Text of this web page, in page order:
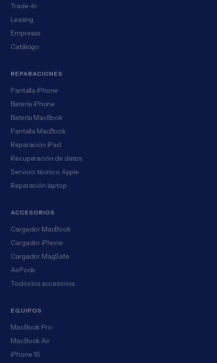
Trade-In
Leasing
Empresas
Catálogo
REPARACIONES
Pantalla iPhone
Batería iPhone
Batería MacBook
Pantalla MacBook
Reparación iPad
Recuperación de datos
Servicio técnico Apple
Reparación laptop
ACCESORIOS
Cargador MacBook
Cargador iPhone
Cargador MagSafe
AirPods
Todos los accesorios
EQUIPOS
MacBook Pro
MacBook Air
iPhone 16